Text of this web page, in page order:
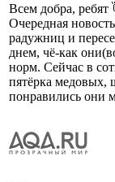
Всем добра, ребят
Очередная
радужниц и
днем, чё-как
норм. Сейчас в
пятёрка медовых,
понравились они